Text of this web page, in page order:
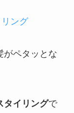
ング
がペタッとな
タイリングで